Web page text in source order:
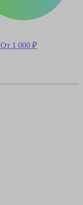
От 1 000 ₽